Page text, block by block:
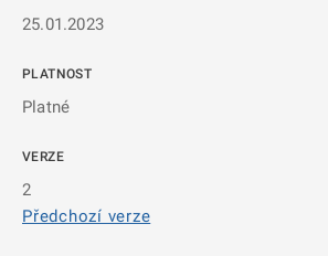
25.01.2023
PLATNOST
Platné
VERZE
2
Předchozí verze